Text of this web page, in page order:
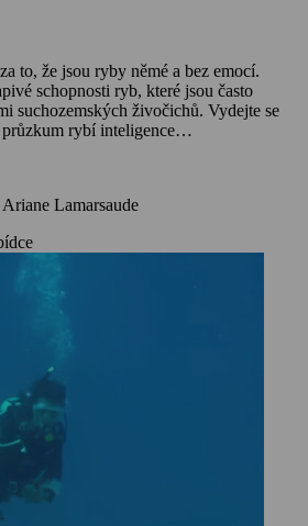
to, že jsou ryby němé a bez emocí.
schopnosti ryb, které jsou často
suchozemských živočichů. Vydejte se
průzkum rybí inteligence…
Lamarsaude